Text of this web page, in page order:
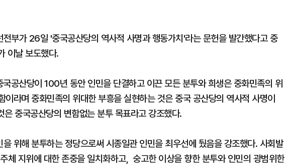
부가 26일 '중국공산당의 역사적 사명과 행동가치'라는 문헌을 발간했다고 중
이날 보도했다.
공산당이 100년 동안 인민을 단결하고 이끈 모든 분투와 희생은 중화민족의 위
이라며 중화민족의 위대한 부흥을 실현하는 것은 중국 공산당의 역사적 사명이
은 중국공산당의 변함없는 분투 목표라고 강조했다.
위해 분투하는 정당으로써 시종일관 인민을 최우선에 뒀음을 강조했다. 사회발
체 지위에 대한 존중을 일치화하고, 숭고한 이상을 향한 분투와 인민의 광범위한